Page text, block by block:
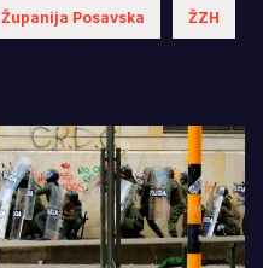
Županija Posavska ŽZH